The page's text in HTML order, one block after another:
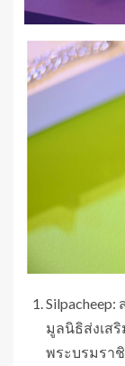
มูลนิธิส่งเส
พระบรมรา